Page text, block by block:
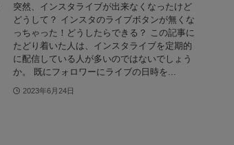
突然、インスタライブが出来なくなったけど
どうして？ インスタのライブボタンが無くな
っちゃった！どうしたらできる？ この記事に
たどり着いた人は、インスタライブを定期的
に配信している人が多いのではないでしょう
か。 既にフォロワーにライブの日時を...
2023年6月24日